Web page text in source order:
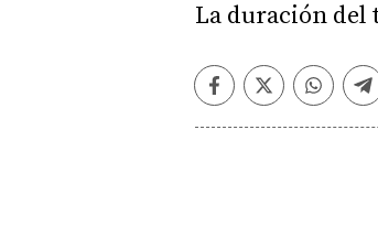
La duración del
Facebook
Twitter